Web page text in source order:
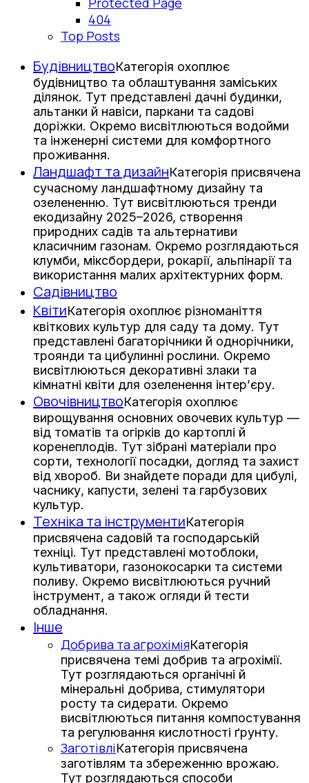
404
Top Posts
БудівництвоКатегорія охоплює
будівництво та облаштування заміських
ділянок. Тут представлені дачні будинки,
альтанки й навіси, паркани та садові
доріжки. Окремо висвітлюються водойми
та інженерні системи для комфортного
проживання.
Ландшафт та дизайнКатегорія присвячена
сучасному ландшафтному дизайну та
озелененню. Тут висвітлюються тренди
екодизайну 2025–2026, створення
природних садів та альтернативи
класичним газонам. Окремо розглядаються
клумби, міксбордери, рокарії, альпінарії та
використання малих архітектурних форм.
Садівництво
КвітиКатегорія охоплює різноманіття
квіткових культур для саду та дому. Тут
представлені багаторічники й однорічники,
троянди та цибулинні рослини. Окремо
висвітлюються декоративні злаки та
кімнатні квіти для озеленення інтер’єру.
ОвочівництвоКатегорія охоплює
вирощування основних овочевих культур —
від томатів та огірків до картоплі й
коренеплодів. Тут зібрані матеріали про
сорти, технології посадки, догляд та захист
від хвороб. Ви знайдете поради для цибулі,
часнику, капусти, зелені та гарбузових
культур.
Техніка та інструментиКатегорія
присвячена садовій та господарській
техніці. Тут представлені мотоблоки,
культиватори, газонокосарки та системи
поливу. Окремо висвітлюються ручний
інструмент, а також огляди й тести
обладнання.
Інше
Добрива та агрохіміяКатегорія
присвячена темі добрив та агрохімії.
Тут розглядаються органічні й
мінеральні добрива, стимулятори
росту та сидерати. Окремо
висвітлюються питання компостування
та регулювання кислотності ґрунту.
ЗаготівліКатегорія присвячена
заготівлям та збереженню врожаю.
Тут розглядаються способи